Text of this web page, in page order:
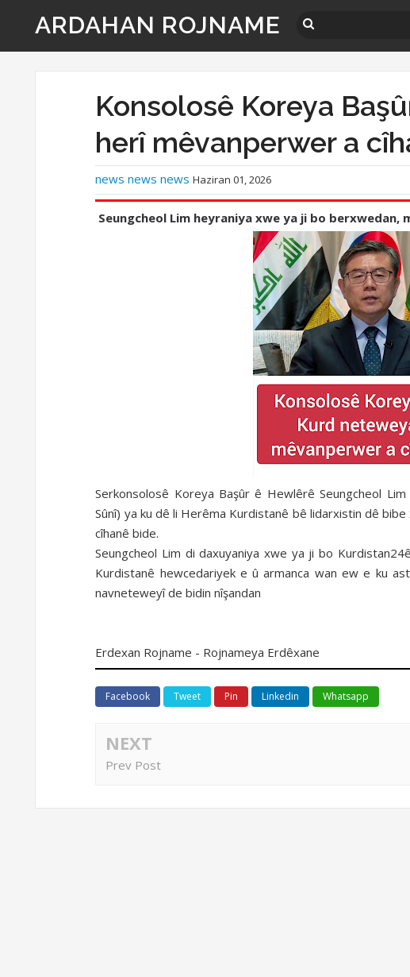
ARDAHAN ROJNAME
Konsolosê Koreya
herî mêvanperwer a
news news newsHaziran 01, 2026
Seungcheol Lim heyraniya xwe ya ji bo berxwedan,
Serkonsolosê Koreya Başûr ê Hewlêrê Seungcheol
Sûnî) ya ku dê li Herêma Kurdistanê bê lidarxistin dê
cîhanê bide.
Seungcheol Lim di daxuyaniya xwe ya ji bo
Kurdistanê hewcedariyek e û armanca wan ew e ku
navneteweyî de bidin nîşandan
Erdexan Rojname - Rojnameya Erdêxane
Facebook Tweet Pin Linkedin Whatsapp
NEXT
Prev Post